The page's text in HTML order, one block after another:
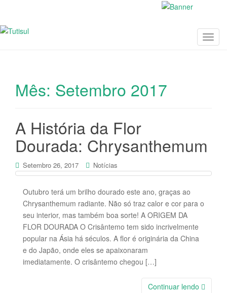
T
t
Mês: Setembro 2017
A História da Flor
Dourada: Chrysanthemum
Setembro 26, 2017 Notícias
Outubro terá um brilho dourado este ano, graças ao
Chrysanthemum radiante. Não só traz calor e cor para o
seu interior, mas também boa sorte! A ORIGEM DA
FLOR DOURADA O Crisântemo tem sido incrivelmente
popular na Ásia há séculos. A flor é originária da China
e do Japão, onde eles se apaixonaram
imediatamente. O crisântemo chegou […]
Continuar lendo